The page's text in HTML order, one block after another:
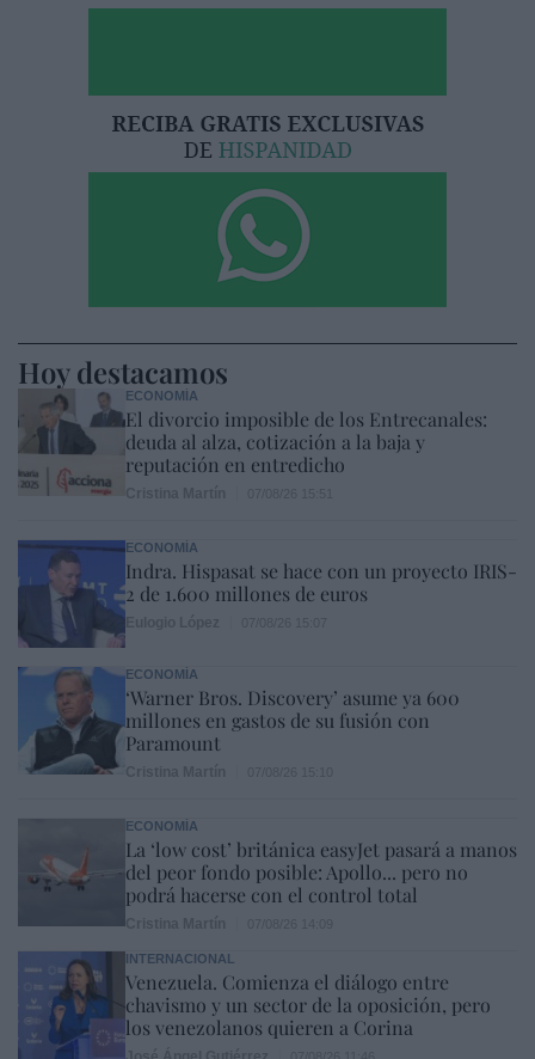
Hoy destacamos
ECONOMÍA
El divorcio imposible de los Entrecanales:
deuda al alza, cotización a la baja y
reputación en entredicho
ECONOMÍA
Indra. Hispasat se hace con un proyecto IRIS-
2 de 1.600 millones de euros
ECONOMÍA
‘Warner Bros. Discovery’ asume ya 600
millones en gastos de su fusión con
Paramount
ECONOMÍA
La ‘low cost’ británica easyJet pasará a manos
del peor fondo posible: Apollo... pero no
podrá hacerse con el control total
INTERNACIONAL
Venezuela. Comienza el diálogo entre
chavismo y un sector de la oposición, pero
los venezolanos quieren a Corina